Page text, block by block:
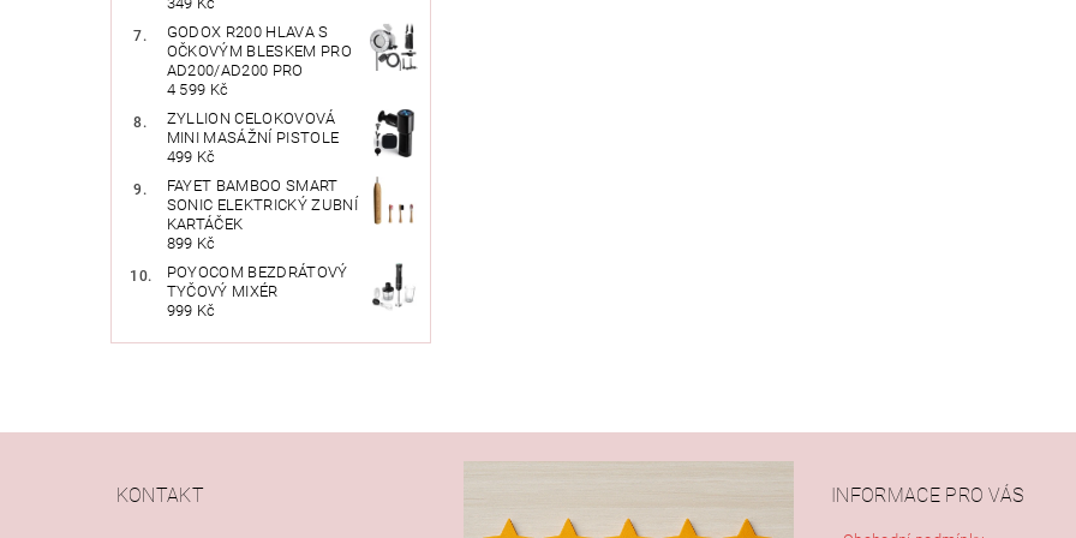
GODOX R200 HLAVA S
OČKOVÝM BLESKEM PRO
AD200/AD200 PRO
4 599 Kč
ZYLLION CELOKOVOVÁ
MINI MASÁŽNÍ PISTOLE
499 Kč
FAYET BAMBOO SMART
SONIC ELEKTRICKÝ ZUBNÍ
KARTÁČEK
899 Kč
POYOCOM BEZDRÁTOVÝ
TYČOVÝ MIXÉR
999 Kč
KONTAKT INFORMACE PRO VÁS